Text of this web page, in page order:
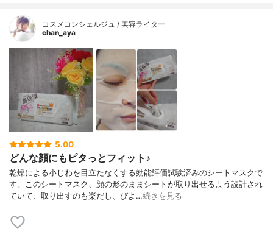
コスメコンシェルジュ / 美容ライター
chan_aya
5.00
どんな顔にもピタっとフィット♪
乾燥による小じわを目立たなくする効能評価試験済みのシートマスクで
す。このシートマスク、顔の形のままシートが取り出せるよう設計され
ていて、取り出すのも楽だし、びよ…続きを見る